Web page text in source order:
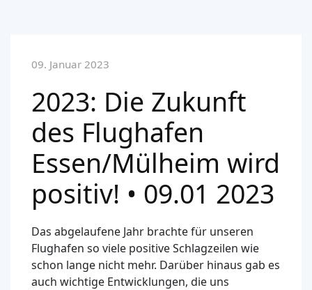
09. Januar 2023
2023: Die Zukunft
des Flughafen
Essen/Mülheim wird
positiv! • 09.01 2023
Das abgelaufene Jahr brachte für unseren
Flughafen so viele positive Schlagzeilen wie
schon lange nicht mehr. Darüber hinaus gab es
auch wichtige Entwicklungen, die uns